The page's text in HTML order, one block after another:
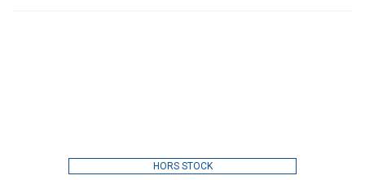
HORS STOCK